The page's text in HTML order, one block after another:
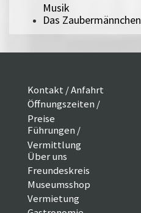
Musik
Das Zaubermännchen
Kontakt / Anfahrt
Öffnungszeiten /
Preise
Führungen /
Vermittlung
Über uns
Freundeskreis
Museumsshop
Vermietung